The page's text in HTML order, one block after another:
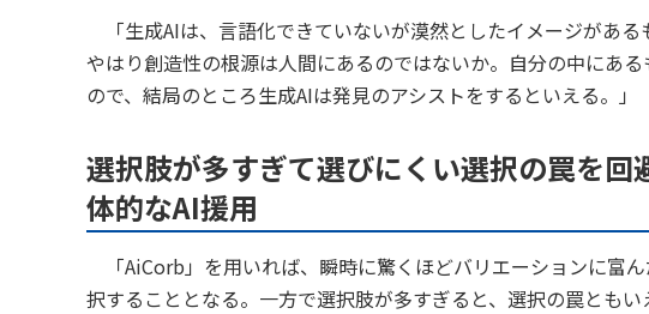
「生成AIは、言語化できていないが漠然としたイメージがある
やはり創造性の根源は人間にあるのではないか。自分の中にあ
ので、結局のところ生成AIは発見のアシストをするといえる。」
選択肢が多すぎて選びにくい選択の罠を
体的なAI援用
「AiCorb」を用いれば、瞬時に驚くほどバリエーションに富
択することとなる。一方で選択肢が多すぎると、選択の罠ともい